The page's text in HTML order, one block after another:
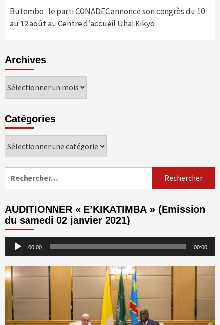
Butembo : le parti CONADEC annonce son congrès du 10
au 12 août au Centre d’accueil Uhai Kikyo
Archives
Archives
Catégories
Catégories
AUDITIONNER « E’KIKATIMBA » (Emission
du samedi 02 janvier 2021)
Lecteur 00:00 00:00